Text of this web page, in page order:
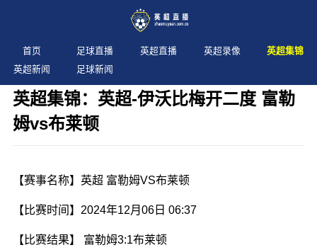
首页 足球直播 英超直播 英超录像
英超集锦
英超新闻
足球新闻
英超集锦：英超-伊沃比梅开二度 富勒
姆vs布莱顿
【赛事名称】英超 富勒姆VS布莱顿
【比赛时间】2024年12月06日 06:37
【比赛结果】 富勒姆3:1布莱顿